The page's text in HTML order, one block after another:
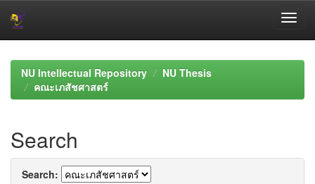
navigationNU Intellectual Repository
NU Thesis
คณะเภสัชศาสตร์
Search
Search: